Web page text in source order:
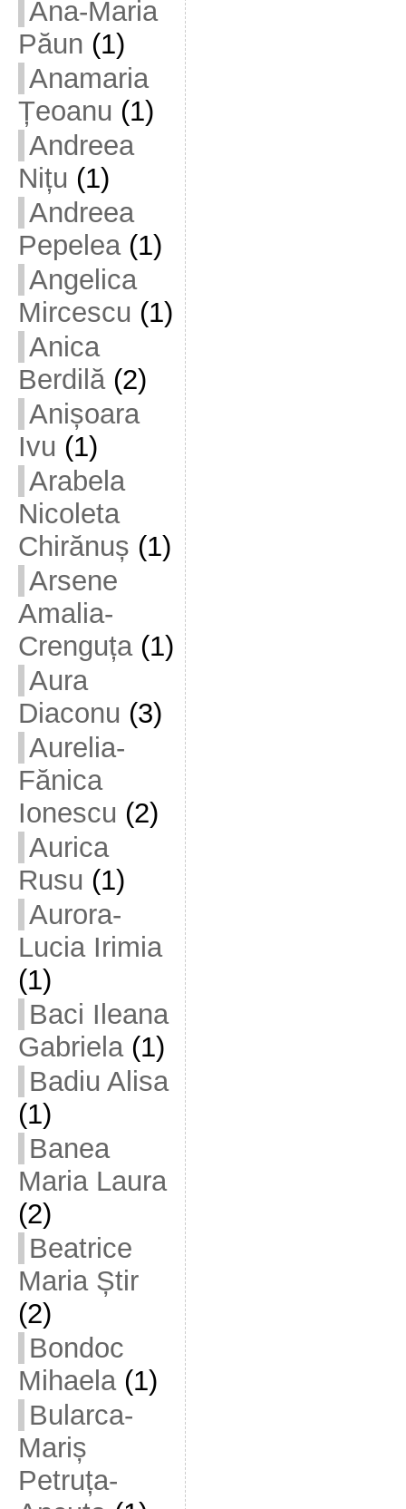
Ana-Maria
Păun (1)
Anamaria
Țeoanu (1)
Andreea
Nițu (1)
Andreea
Pepelea(1)
Angelica
Mircescu (1)
Anica
Berdilă(2)
Anișoara
Ivu (1)
Arabela
Nicoleta
Chirănuș (1)
Arsene
Amalia-
Crenguța(1)
Aura
Diaconu (3)
Aurelia-
Fănica
Ionescu (2)
Aurica
Rusu (1)
Aurora-
Lucia Irimia
(1)
Baci Ileana
Gabriela(1)
Badiu Alisa
(1)
Banea
Maria Laura
(2)
Beatrice
Maria Știr
(2)
Bondoc
Mihaela(1)
Bularca-
Mariș
Petruța-